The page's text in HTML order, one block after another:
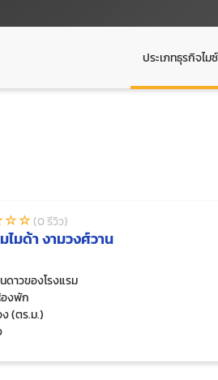
ประเภทธุรกิจไมซ์
(0 รีวิว)
ไมด้า งามวงศ์วาน
ดาวของโรงแรม
งพัก
(ตร.ม.)